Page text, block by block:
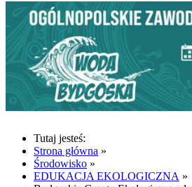
Tutaj jesteś:
Strona główna »
Środowisko »
EDUKACJA EKOLOGICZNA »